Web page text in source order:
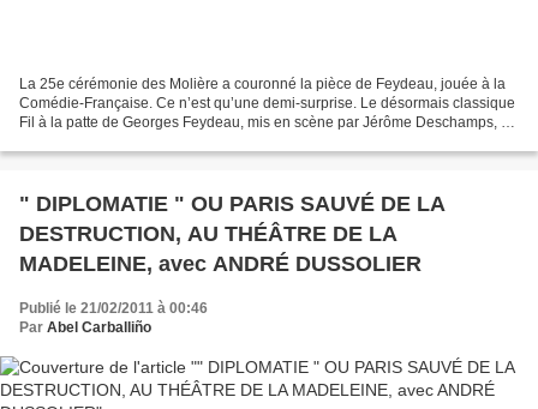
La 25e cérémonie des Molière a couronné la pièce de Feydeau, jouée à la
Comédie-Française. Ce n’est qu’une demi-surprise. Le désormais classique
Fil à la patte de Georges Feydeau, mis en scène par Jérôme Deschamps, a
" DIPLOMATIE " OU PARIS SAUVÉ DE LA
DESTRUCTION, AU THÉÂTRE DE LA
MADELEINE, avec ANDRÉ DUSSOLIER
Publié le 21/02/2011 à 00:46
Par Abel Carballiño